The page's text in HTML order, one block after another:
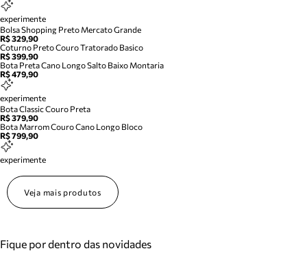
experimente
Bolsa Shopping Preto Mercato Grande
R$ 329,90
Coturno Preto Couro Tratorado Basico
R$ 399,90
Bota Preta Cano Longo Salto Baixo Montaria
R$ 479,90
experimente
Bota Classic Couro Preta
R$ 379,90
Bota Marrom Couro Cano Longo Bloco
R$ 799,90
experimente
Veja mais produtos
Fique por dentro das novidades